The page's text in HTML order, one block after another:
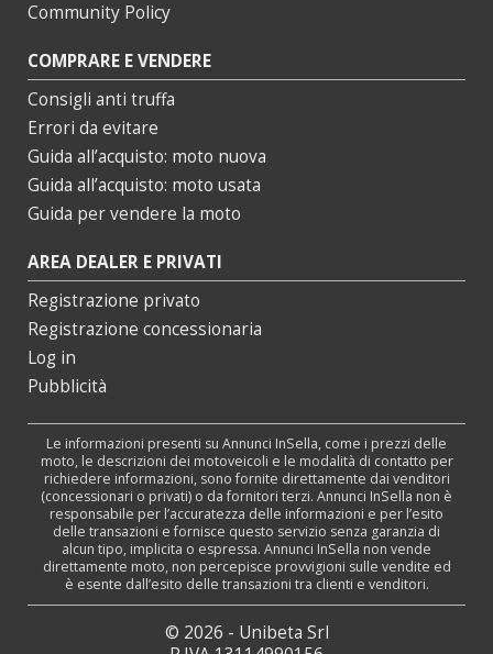
Community Policy
COMPRARE E VENDERE
Consigli anti truffa
Errori da evitare
Guida all’acquisto: moto nuova
Guida all’acquisto: moto usata
Guida per vendere la moto
AREA DEALER E PRIVATI
Registrazione privato
Registrazione concessionaria
Log in
Pubblicità
Le informazioni presenti su Annunci InSella, come i prezzi delle
moto, le descrizioni dei motoveicoli e le modalità di contatto per
richiedere informazioni, sono fornite direttamente dai venditori
(concessionari o privati) o da fornitori terzi. Annunci InSella non è
responsabile per l’accuratezza delle informazioni e per l’esito
delle transazioni e fornisce questo servizio senza garanzia di
alcun tipo, implicita o espressa. Annunci InSella non vende
direttamente moto, non percepisce provvigioni sulle vendite ed
è esente dall’esito delle transazioni tra clienti e venditori.
© 2026 - Unibeta Srl